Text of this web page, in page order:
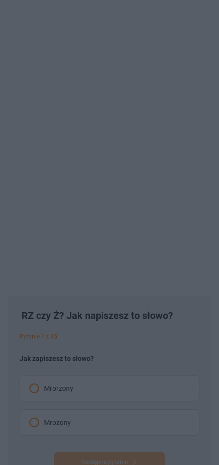
RZ czy Ż? Jak napiszesz to słowo?
Pytanie 1 z 35
Jak zapiszesz to słowo?
Mrorzony
Mrożony
Następne pytanie